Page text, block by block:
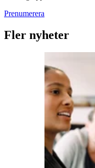
Prenumerera
Fler nyheter